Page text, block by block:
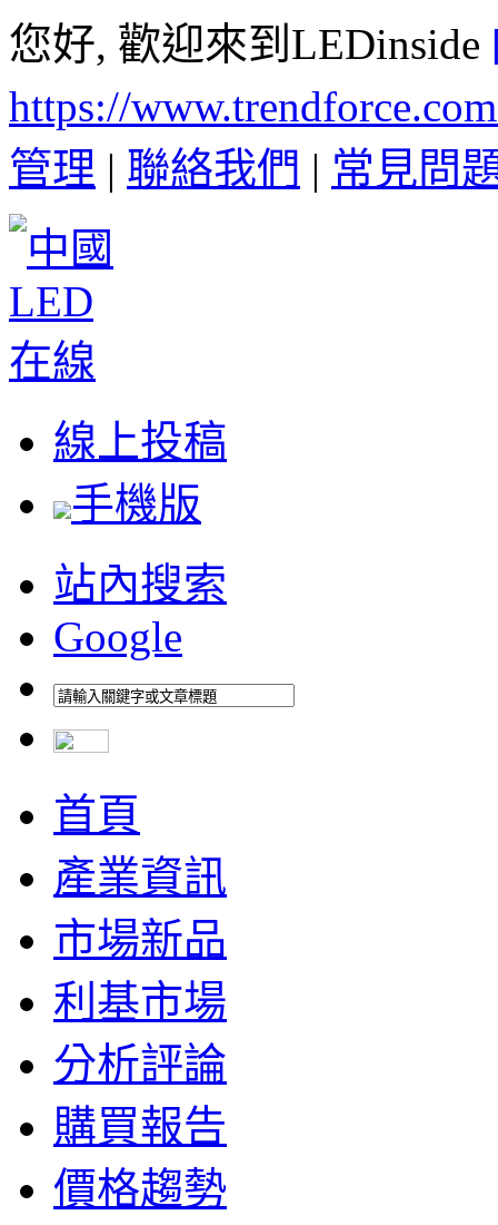
您好, 歡迎來到LEDinside
https://
管理 | 聯絡我們 | 常見問
線上投稿
手機版
站內搜索
Google
首頁
產業資訊
市場新品
利基市場
分析評論
購買報告
價格趨勢